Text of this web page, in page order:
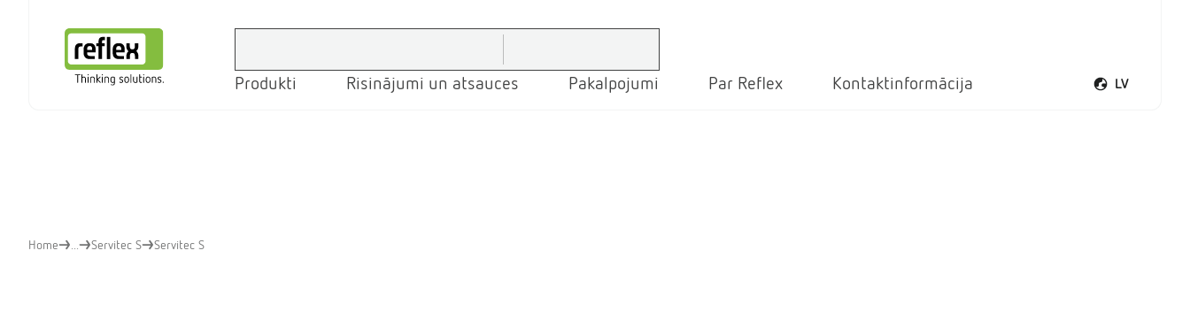
Produkti Risinājumi un atsauces Pakalpojumi Par Reflex Kontaktinformācija LV
Atvērt valodu
Home Servitec S Servitec S